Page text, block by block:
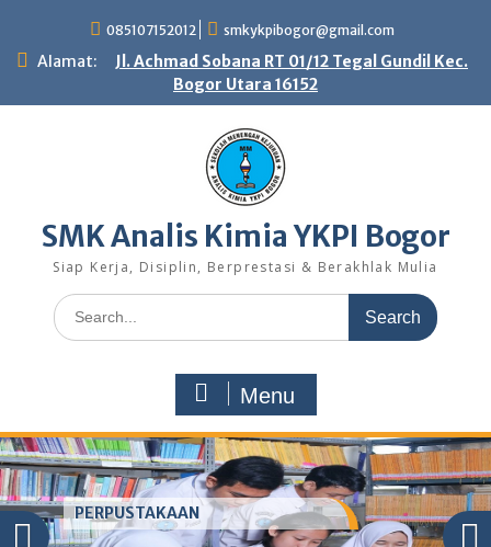
content
085107152012 smkykpibogor@gmail.com
Alamat:
Jl. Achmad Sobana RT 01/12 Tegal Gundil Kec.
Bogor Utara 16152
SMK Analis Kimia YKPI Bogor
Siap Kerja, Disiplin, Berprestasi & Berakhlak Mulia
Search
for:
Menu
PERPUSTAKAAN